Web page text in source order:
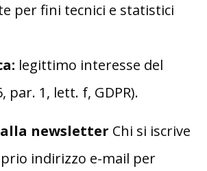
per fini tecnici e statistici
legittimo interesse del
par. 1, lett. f, GDPR).
newsletter Chi si iscrive
indirizzo e-mail per